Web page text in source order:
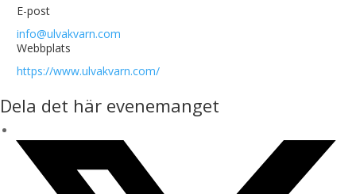
E-post
info@ulvakvarn.com
Webbplats
https://www.ulvakvarn.com/
Dela det här evenemanget